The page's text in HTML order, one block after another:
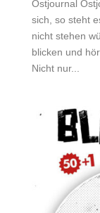
Ostjournal
sich, so steht
nicht stehen
blicken und
Nicht nur...